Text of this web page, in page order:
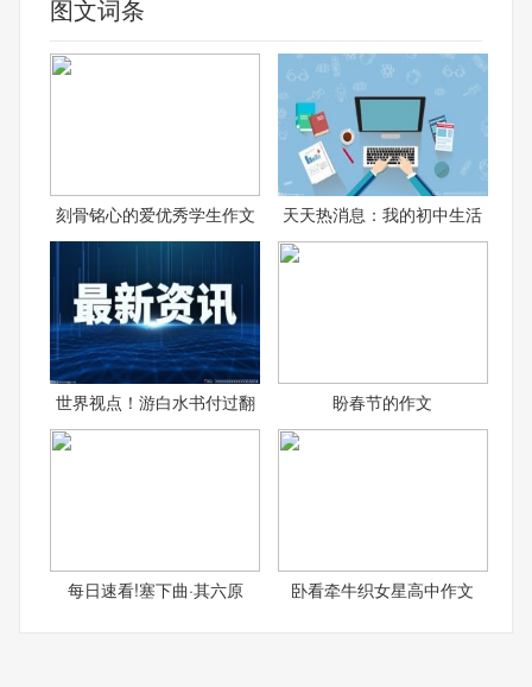
图文词条
刻骨铭心的爱优秀学生作文 天天热消息：我的初中生活
世界视点！游白水书付过翻 盼春节的作文
每日速看!塞下曲·其六原 卧看牵牛织女星高中作文